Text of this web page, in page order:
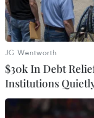
Nam.
JG Wentworth
$30k In Debt
Institutions